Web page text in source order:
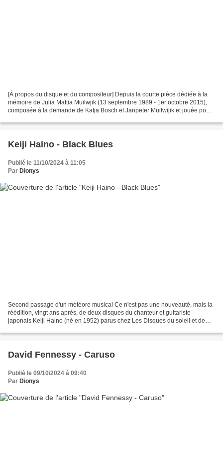
[À propos du disque et du compositeur] Depuis la courte pièce dédiée à la
mémoire de Julia Mattia Muilwjik (13 septembre 1989 - 1er octobre 2015),
composée à la demande de Katja Bosch et Janpeter Muilwijik et jouée pour
Keiji Haino - Black Blues
Publié le 11/10/2024 à 11:05
Par Dionys
Second passage d'un météore musical Ce n'est pas une nouveauté, mais la
réédition, vingt ans après, de deux disques du chanteur et guitariste
japonais Keiji Haino (né en 1952) parus chez Les Disques du soleil et de
David Fennessy - Caruso
Publié le 09/10/2024 à 09:40
Par Dionys